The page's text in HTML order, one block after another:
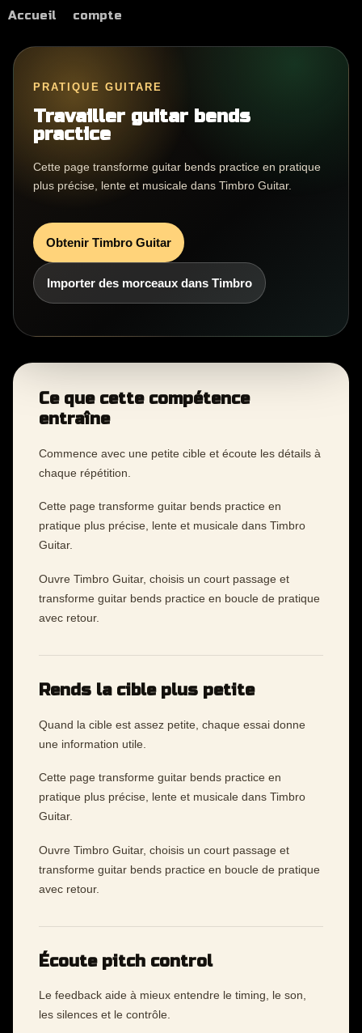
Accueil compte
PRATIQUE GUITARE
Travailler guitar bends
practice
Cette page transforme guitar bends practice en pratique
plus précise, lente et musicale dans Timbro Guitar.
Obtenir Timbro Guitar
Importer des morceaux dans Timbro
Ce que cette compétence
entraîne
Commence avec une petite cible et écoute les détails à
chaque répétition.
Cette page transforme guitar bends practice en
pratique plus précise, lente et musicale dans Timbro
Guitar.
Ouvre Timbro Guitar, choisis un court passage et
transforme guitar bends practice en boucle de pratique
avec retour.
Rends la cible plus petite
Quand la cible est assez petite, chaque essai donne
une information utile.
Cette page transforme guitar bends practice en
pratique plus précise, lente et musicale dans Timbro
Guitar.
Ouvre Timbro Guitar, choisis un court passage et
transforme guitar bends practice en boucle de pratique
avec retour.
Écoute pitch control
Le feedback aide à mieux entendre le timing, le son,
les silences et le contrôle.